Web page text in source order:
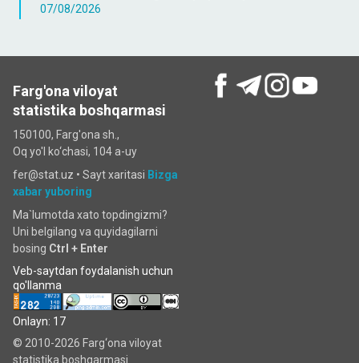
07/08/2026
Farg'ona viloyat
statistika boshqarmasi
150100, Farg'ona sh.,
Oq yo'l ko‘chаsi, 104 a-uy
fer@stat.uz • Sayt xaritasi Bizga
xabar yuboring
Ma`lumotda xato topdingizmi?
Uni belgilang va quyidagilarni
bosing Ctrl + Enter
Veb-saytdan foydalanish uchun
qo'llanma
Onlayn: 17
© 2010-2026 Farg‘ona viloyat
statistika boshqarmasi